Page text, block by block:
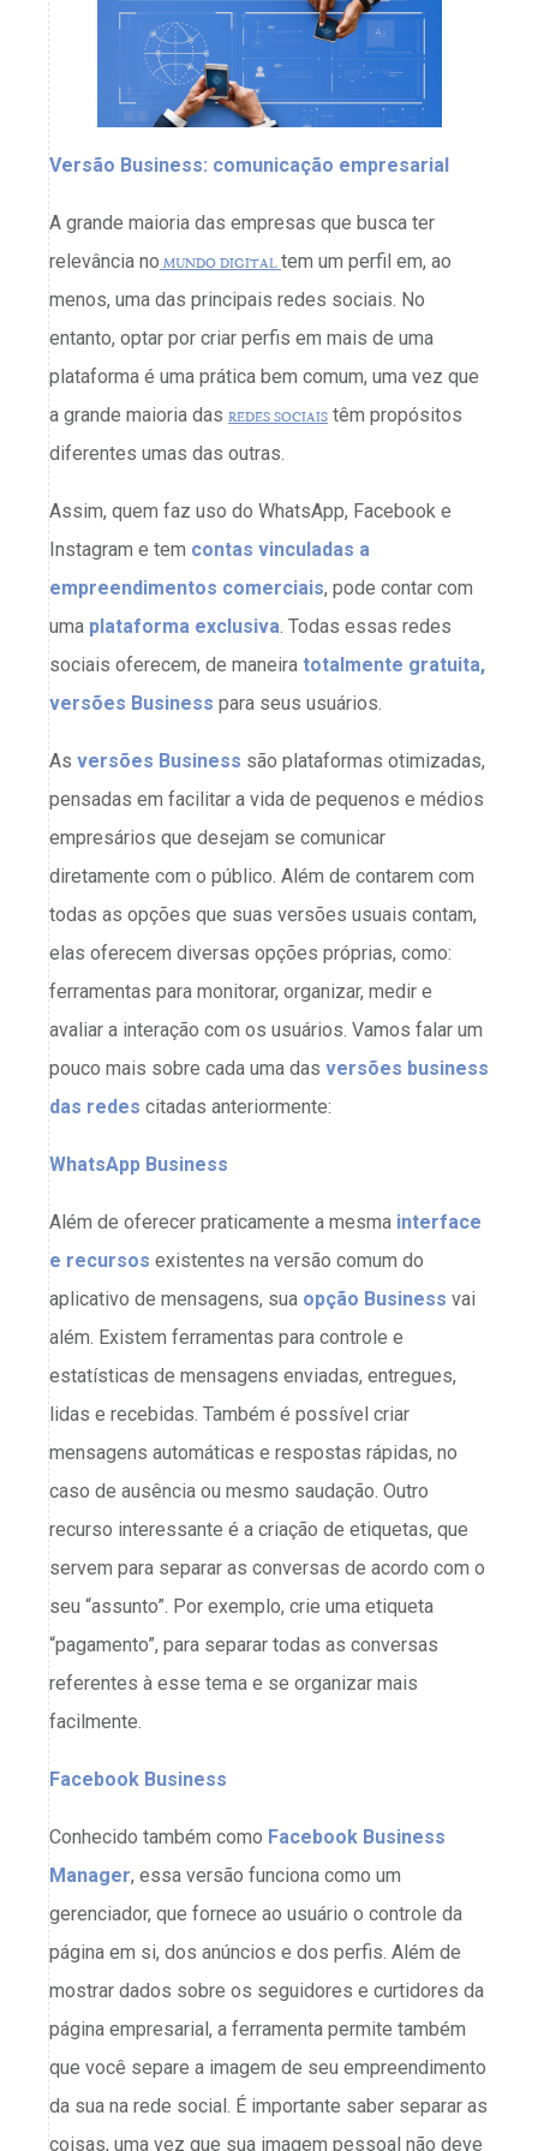
Versão Business: comunicação empresarial
A grande maioria das empresas que busca ter
relevância no mundo digitaltem um perfil em, ao
menos, uma das principais redes sociais. No
entanto, optar por criar perfis em mais de uma
plataforma é uma prática bem comum, uma vez que
a grande maioria das redes sociais têm propósitos
diferentes umas das outras.
Assim, quem faz uso do WhatsApp, Facebook e
Instagram e tem contas vinculadas a
empreendimentos comerciais, pode contar com
uma plataforma exclusiva. Todas essas redes
sociais oferecem, de maneira totalmente gratuita,
versões Business para seus usuários.
As versões Business são plataformas otimizadas,
pensadas em facilitar a vida de pequenos e médios
empresários que desejam se comunicar
diretamente com o público. Além de contarem com
todas as opções que suas versões usuais contam,
elas oferecem diversas opções próprias, como:
ferramentas para monitorar, organizar, medir e
avaliar a interação com os usuários. Vamos falar um
pouco mais sobre cada uma das versões business
das redes citadas anteriormente:
WhatsApp Business
Além de oferecer praticamente a mesma interface
e recursos existentes na versão comum do
aplicativo de mensagens, sua opção Business vai
além. Existem ferramentas para controle e
estatísticas de mensagens enviadas, entregues,
lidas e recebidas. Também é possível criar
mensagens automáticas e respostas rápidas, no
caso de ausência ou mesmo saudação. Outro
recurso interessante é a criação de etiquetas, que
servem para separar as conversas de acordo com o
seu “assunto”. Por exemplo, crie uma etiqueta
“pagamento”, para separar todas as conversas
referentes à esse tema e se organizar mais
facilmente.
Facebook Business
Conhecido também como Facebook Business
Manager, essa versão funciona como um
gerenciador, que fornece ao usuário o controle da
página em si, dos anúncios e dos perfis. Além de
mostrar dados sobre os seguidores e curtidores da
página empresarial, a ferramenta permite também
que você separe a imagem de seu empreendimento
da sua na rede social. É importante saber separar as
coisas, uma vez que sua imagem pessoal não deve